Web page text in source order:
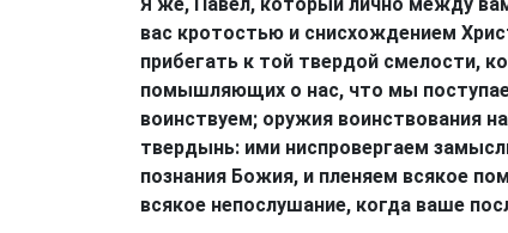
вас кротостью и снисхождением
прибегать к той твердой смелости,
помышляющих о нас, что мы
воинствуем; оружия воинствования
твердынь: ими ниспровергаем
познания Божия, и пленяем всякое
всякое непослушание, когда ваше